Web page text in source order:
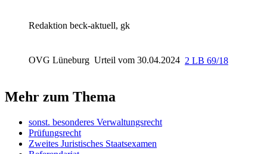
Redaktion beck-aktuell, gk
OVG Lüneburg Urteil vom 30.04.2024 2 LB 69/18
Mehr zum Thema
sonst. besonderes Verwaltungsrecht
Prüfungsrecht
Zweites Juristisches Staatsexamen